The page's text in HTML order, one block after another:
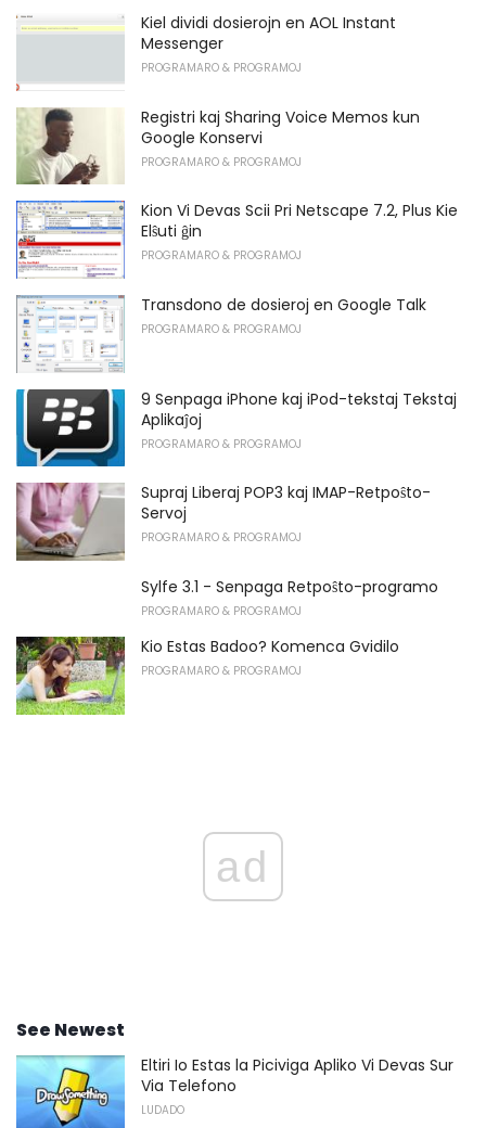
Kiel dividi dosierojn en AOL Instant
Messenger
PROGRAMARO & PROGRAMOJ
Registri kaj Sharing Voice Memos kun
Google Konservi
PROGRAMARO & PROGRAMOJ
Kion Vi Devas Scii Pri Netscape 7.2, Plus Kie
Elŝuti ĝin
PROGRAMARO & PROGRAMOJ
Transdono de dosieroj en Google Talk
PROGRAMARO & PROGRAMOJ
9 Senpaga iPhone kaj iPod-tekstaj Tekstaj
Aplikaĵoj
PROGRAMARO & PROGRAMOJ
Supraj Liberaj POP3 kaj IMAP-Retpoŝto-
Servoj
PROGRAMARO & PROGRAMOJ
Sylfe 3.1 - Senpaga Retpoŝto-programo
PROGRAMARO & PROGRAMOJ
Kio Estas Badoo? Komenca Gvidilo
PROGRAMARO & PROGRAMOJ
ad
See Newest
Eltiri Io Estas la Piciviga Apliko Vi Devas Sur
Via Telefono
LUDADO